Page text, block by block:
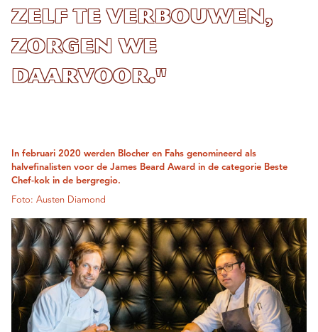
zelf te verbouwen,
zorgen we
daarvoor."
In februari 2020 werden Blocher en Fahs genomineerd als
halvefinalisten voor de James Beard Award in de categorie Beste
Chef-kok in de bergregio.
Foto: Austen Diamond